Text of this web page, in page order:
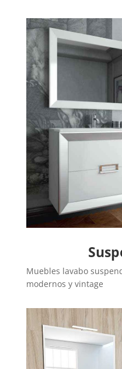
Muebles lavabo
modernos y vintage